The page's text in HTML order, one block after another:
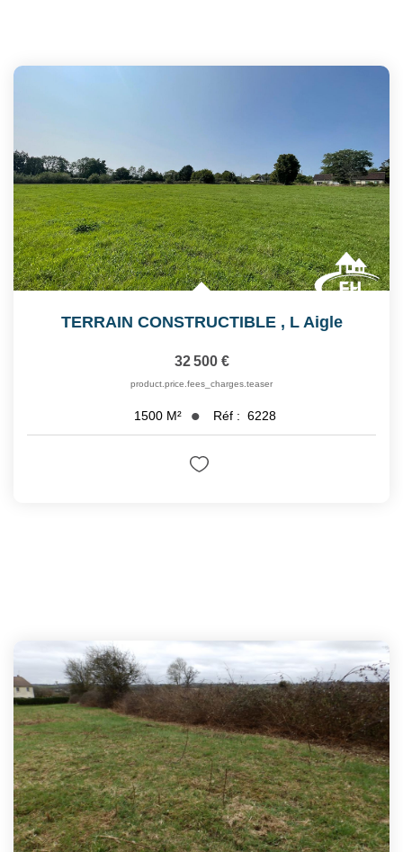
TERRAIN CONSTRUCTIBLE , L Aigle
32 500 €
product.price.fees_charges.teaser
1500 M² Réf : 6228